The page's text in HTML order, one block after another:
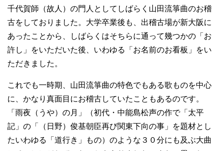
千代賀師（故人）の門人としてしばらく山田流箏曲のお稽
古をしておりました。大学卒業後も、出稽古場が新大阪に
あったことから、しばらくはそちらに通って幾つかの「お
許し」をいただいた後、いわゆる「お名前のお看板」をい
ただきました。
これでも一時期、山田流箏曲の特色でもある歌ものを中心
に、かなり真面目にお稽古していたこともあるのです。
「雨夜（うや）の月」（初代・中能島松声の作で「太平
記」の「（日野）俊基朝臣再び関東下向の事」を題材とし
たいわゆる「道行き」もの）のような３０分にも及ぶ大曲